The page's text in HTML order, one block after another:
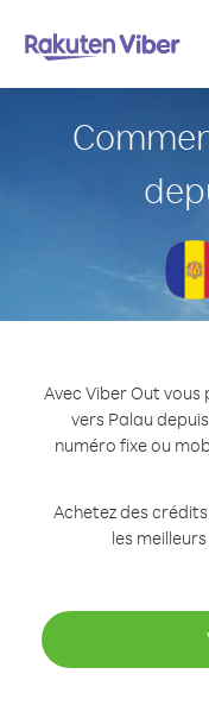
Avec Viber Out
vers Palau
numéro fixe ou
Achetez des
les